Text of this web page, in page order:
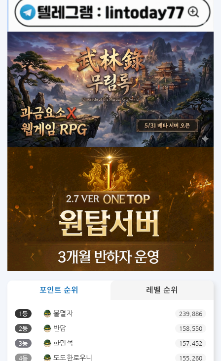
포인트 순위 레벨 순위
1등 불멸자 239,886
2등 반담 158,550
3등 한민석 157,452
4등 도도한로우니 155,260